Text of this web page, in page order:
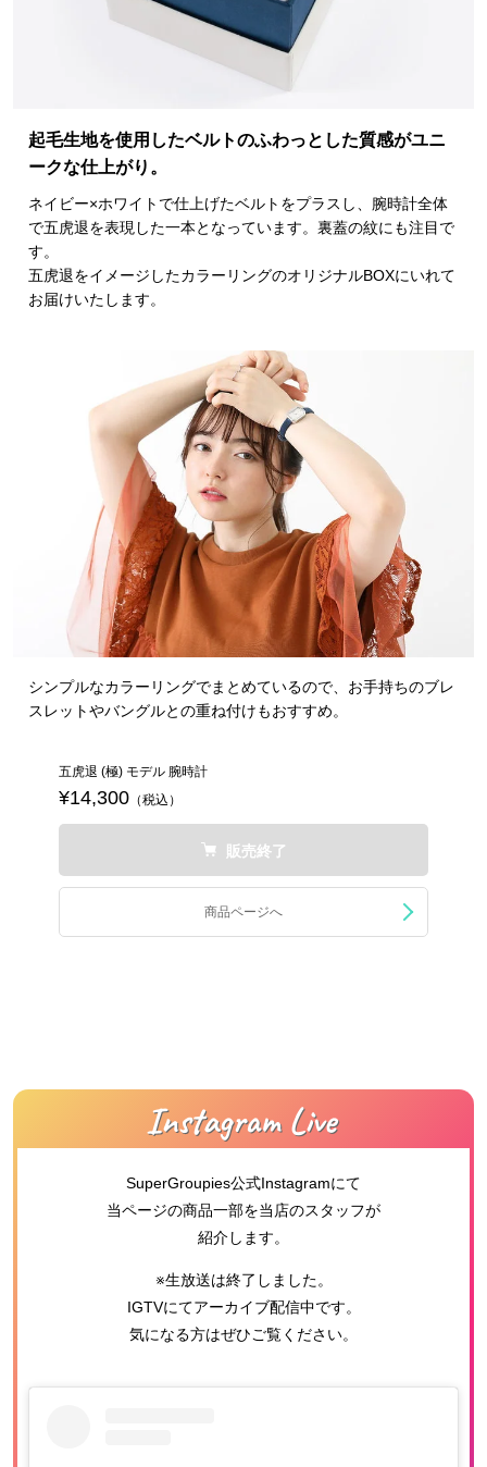
起毛生地を使用したベルトのふわっとした質感がユニ
ークな仕上がり。
ネイビー×ホワイトで仕上げたベルトをプラスし、腕時計全体
で五虎退を表現した一本となっています。裏蓋の紋にも注目で
す。
五虎退をイメージしたカラーリングのオリジナルBOXにいれて
お届けいたします。
シンプルなカラーリングでまとめているので、お手持ちのブレ
スレットやバングルとの重ね付けもおすすめ。
五虎退 (極) モデル 腕時計
¥14,300 （税込）
販売終了
商品ページへ
SuperGroupies公式Instagramにて
当ページの商品一部を当店のスタッフが
紹介します。
※生放送は終了しました。
IGTVにてアーカイブ配信中です。
気になる方はぜひご覧ください。